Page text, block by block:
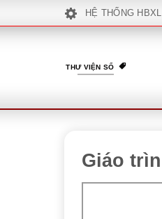
HỆ THỐNG HBXL
THƯ VIỆN SỐ
Giáo